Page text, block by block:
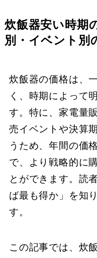
炊飯器安い時期
別・イベント別
炊飯器の価格は、
く、時期によって
す。特に、家電量
売イベントや決算
うため、年間の価
で、より戦略的に
とができます。読
ば最も得か」を知
す。
この記事では、炊